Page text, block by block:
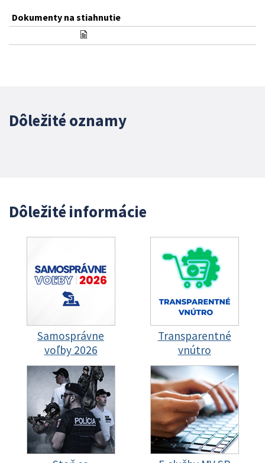
Dokumenty na stiahnutie
Dôležité oznamy
Dôležité informácie
Samosprávne
voľby 2026
Transparentné
vnútro